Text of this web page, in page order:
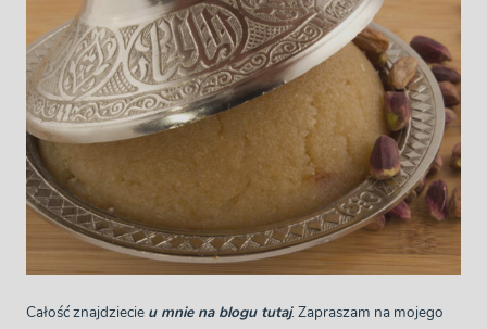
Całość znajdziecie u mnie na blogu tutaj. Zapraszam na mojego